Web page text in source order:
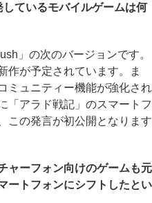
ているモバイルゲームは何
」の次のバージョンです。
作が予定されています。ま
ミュニティー機能が強化され
「アラド戦記」のスマートフ
この発言が初公開となります
ーフォン向けのゲームも元
ートフォンにシフトしたとい